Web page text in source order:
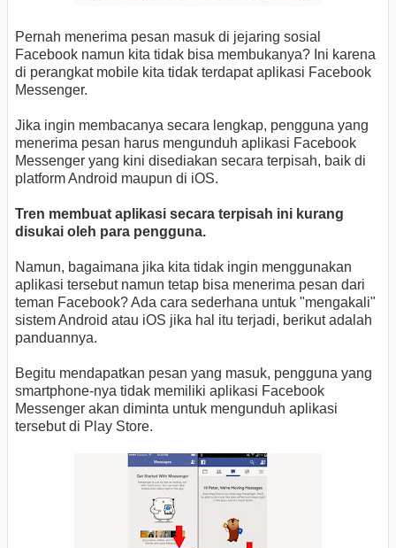
Pernah menerima pesan masuk di jejaring sosial
Facebook namun kita tidak bisa membukanya? Ini karena
di perangkat mobile kita tidak terdapat aplikasi Facebook
Messenger.
Jika ingin membacanya secara lengkap, pengguna yang
menerima pesan harus mengunduh aplikasi Facebook
Messenger yang kini disediakan secara terpisah, baik di
platform Android maupun di iOS.
Tren membuat aplikasi secara terpisah ini kurang
disukai oleh para pengguna.
Namun, bagaimana jika kita tidak ingin menggunakan
aplikasi tersebut namun tetap bisa menerima pesan dari
teman Facebook? Ada cara sederhana untuk "mengakali"
sistem Android atau iOS jika hal itu terjadi, berikut adalah
panduannya.
Begitu mendapatkan pesan yang masuk, pengguna yang
smartphone-nya tidak memiliki aplikasi Facebook
Messenger akan diminta untuk mengunduh aplikasi
tersebut di Play Store.